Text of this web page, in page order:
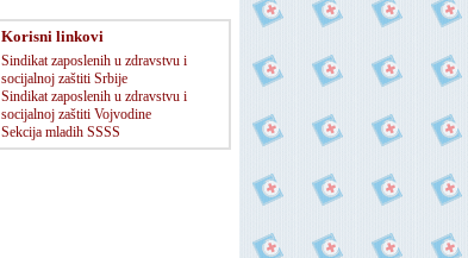
Korisni linkovi
Sindikat zaposlenih u zdravstvu i
socijalnoj zaštiti Srbije
Sindikat zaposlenih u zdravstvu i
socijalnoj zaštiti Vojvodine
Sekcija mladih SSSS